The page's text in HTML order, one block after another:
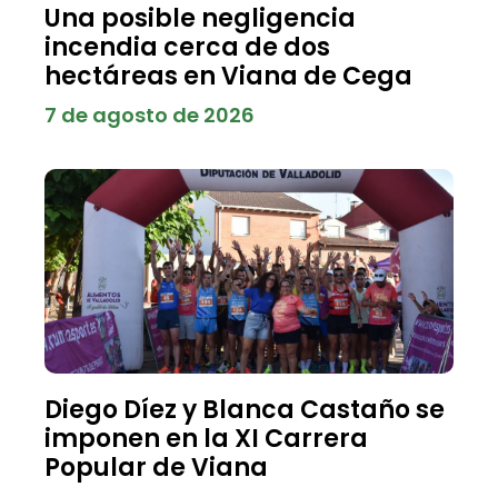
Una posible negligencia
incendia cerca de dos
hectáreas en Viana de Cega
7 de agosto de 2026
Diego Díez y Blanca Castaño se
imponen en la XI Carrera
Popular de Viana